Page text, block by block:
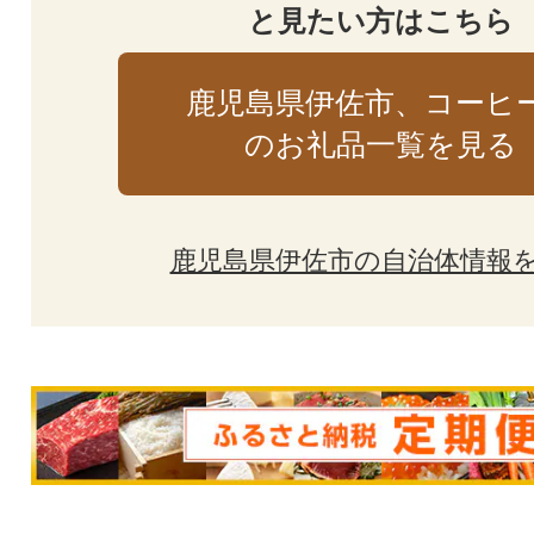
と見たい方はこちら
鹿児島県伊佐市、コーヒ
のお礼品一覧を見る
鹿児島県伊佐市の自治体情報